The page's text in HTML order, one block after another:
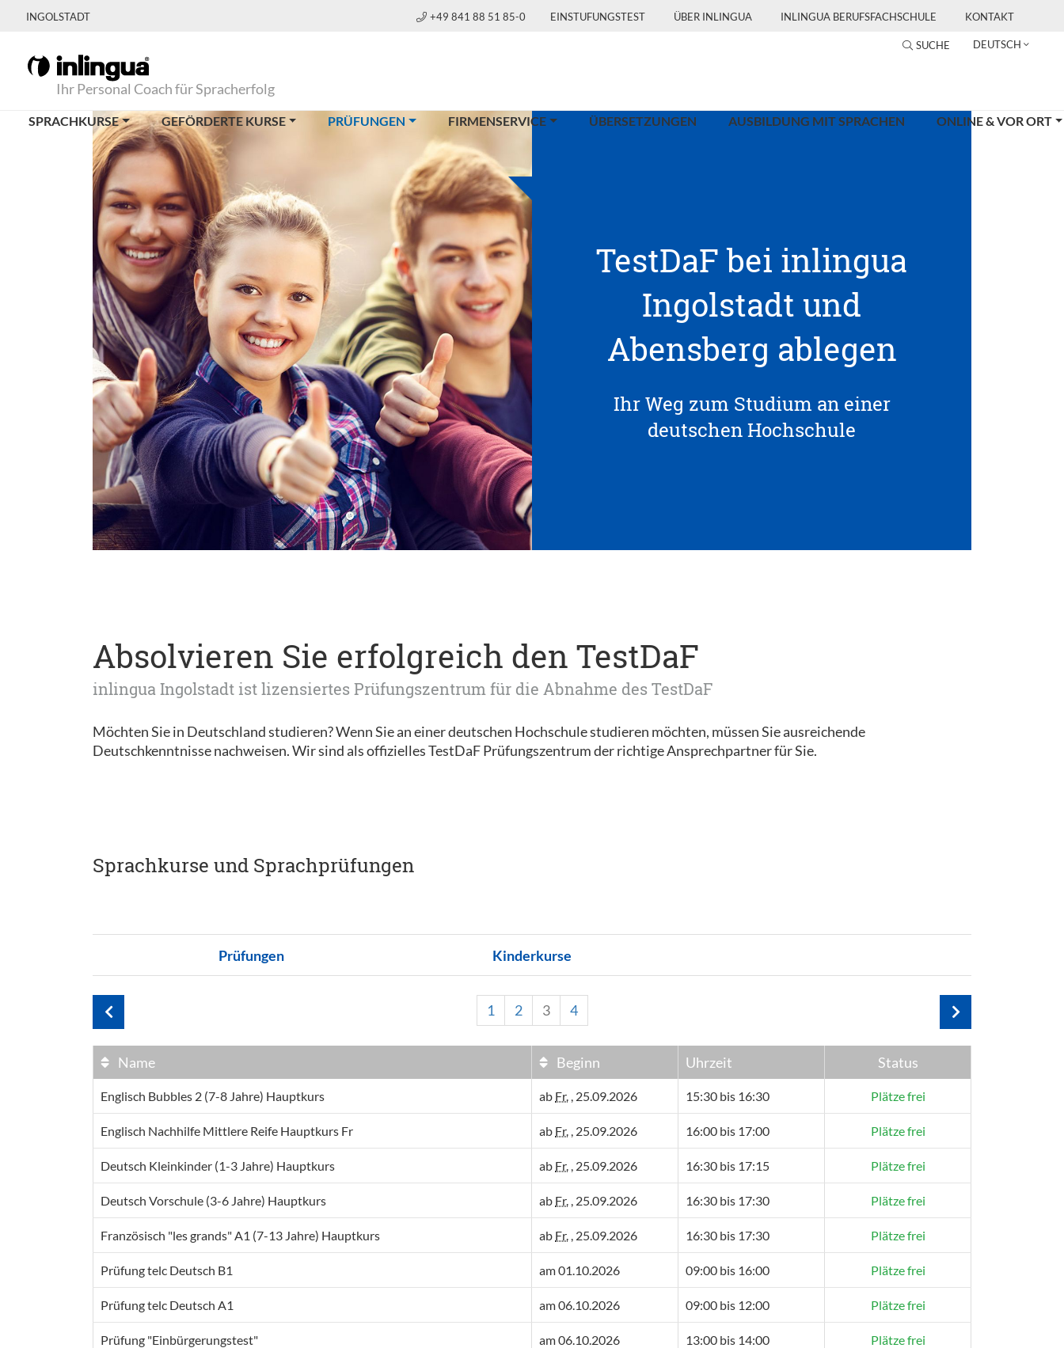
INGOLSTADT +49 841 88 51 85-0 EINSTUFUNGSTEST ÜBER INLINGUA INLINGUA BERUFSFACHSCHULE KONTAKT
SUCHE DEUTSCH
Ihr Personal Coach für Spracherfolg
SPRACHKURSE GEFÖRDERTE KURSE PRÜFUNGEN (CURRENT)FIRMENSERVICE ÜBERSETZUNGEN AUSBILDUNG MIT SPRACHEN ONLINE & VOR ORT
TestDaF bei inlingua
Ingolstadt und
Abensberg ablegen
Ihr Weg zum Studium an einer
deutschen Hochschule
Absolvieren Sie erfolgreich den TestDaF
inlingua Ingolstadt ist lizensiertes Prüfungszentrum für die Abnahme des TestDaF
Möchten Sie in Deutschland studieren? Wenn Sie an einer deutschen Hochschule studieren möchten, müssen Sie ausreichende
Deutschkenntnisse nachweisen. Wir sind als offizielles TestDaF Prüfungszentrum der richtige Ansprechpartner für Sie.
Sprachkurse und Sprachprüfungen
Prüfungen Kinderkurse
1 2 3 4
Name Beginn Uhrzeit Status
Englisch Bubbles 2 (7-8 Jahre) Hauptkurs ab Fr. , 25.09.2026 15:30 bis 16:30 Plätze frei
Englisch Nachhilfe Mittlere Reife Hauptkurs Fr ab Fr. , 25.09.2026 16:00 bis 17:00 Plätze frei
Deutsch Kleinkinder (1-3 Jahre) Hauptkurs ab Fr. , 25.09.2026 16:30 bis 17:15 Plätze frei
Deutsch Vorschule (3-6 Jahre) Hauptkurs ab Fr. , 25.09.2026 16:30 bis 17:30 Plätze frei
Französisch "les grands" A1 (7-13 Jahre) Hauptkurs ab Fr. , 25.09.2026 16:30 bis 17:30 Plätze frei
Prüfung telc Deutsch B1 am 01.10.2026 09:00 bis 16:00 Plätze frei
Prüfung telc Deutsch A1 am 06.10.2026 09:00 bis 12:00 Plätze frei
Prüfung "Einbürgerungstest" am 06.10.2026 13:00 bis 14:00 Plätze frei